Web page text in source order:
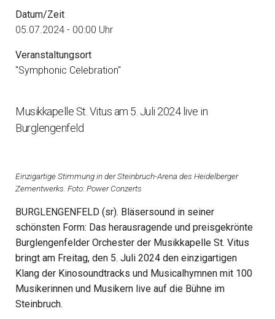
Nutzen Sie aktuelle Angebote Ihrer
Datum/Zeit
05.07.2024 - 00:00 Uhr
Veranstaltungsort
"Symphonic Celebration"
Musikkapelle St. Vitus am 5. Juli 2024 live in
Burglengenfeld
Einzigartige Stimmung in der Steinbruch-Arena des Heidelberger
Zementwerks. Foto: Power Conzerts
BURGLENGENFELD (sr). Bläsersound in seiner
schönsten Form: Das herausragende und preisgekrönte
Burglengenfelder Orchester der Musikkapelle St. Vitus
bringt am Freitag, den 5. Juli 2024 den einzigartigen
Klang der Kinosoundtracks und Musicalhymnen mit 100
Musikerinnen und Musikern live auf die Bühne im
Steinbruch.